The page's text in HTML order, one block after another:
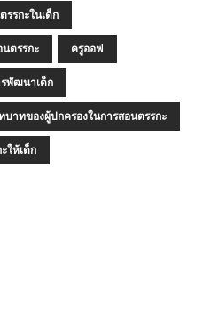
รรกะในเด็ก
นตรรกะ ครูออฟ
รพัฒนาเด็ก
บาทของผู้ปกครองในการสอนตรรกะ
ให้เด็ก